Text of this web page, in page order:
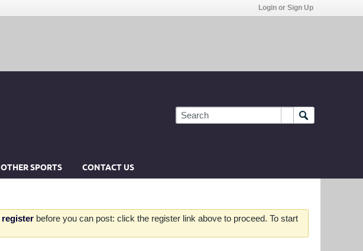
Login or Sign Up
OTHER SPORTS CONTACT US
register before you can post: click the register link above to proceed. To start